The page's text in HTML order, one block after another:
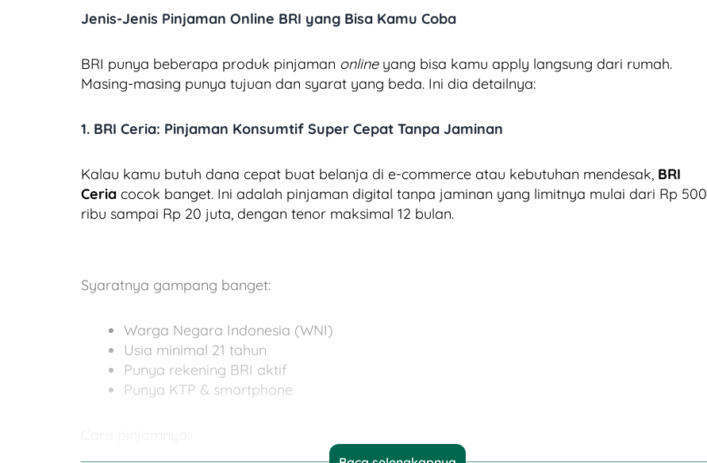
Jenis-Jenis Pinjaman Online BRI yang Bisa Kamu Coba
BRI punya beberapa produk pinjaman onlineyang bisa kamu apply langsung dari rumah.
Masing-masing punya tujuan dan syarat yang beda. Ini dia detailnya:
1. BRI Ceria: Pinjaman Konsumtif Super Cepat Tanpa Jaminan
Kalau kamu butuh dana cepat buat belanja di e-commerce atau kebutuhan mendesak, BRI
Ceria cocok banget. Ini adalah pinjaman digital tanpa jaminan yang limitnya mulai dari Rp 500
ribu sampai Rp 20 juta, dengan tenor maksimal 12 bulan.
Syaratnya gampang banget:
Warga Negara Indonesia (WNI)
Usia minimal 21 tahun
Punya rekening BRI aktif
Punya KTP & smartphone